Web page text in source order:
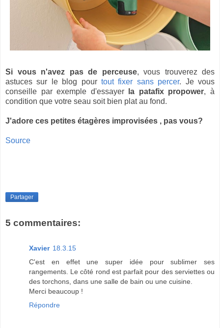
Si vous n'avez pas de perceuse, vous trouverez des
astuces sur le blog pour tout fixer sans percer. Je vous
conseille par exemple d'essayer
la patafix propower, à
condition que votre seau soit bien plat au fond.
J'adore ces petites étagères improvisées , pas vous?
Source
Partager
5 commentaires:
Xavier 18.3.15
C'est en effet une super idée pour sublimer ses
rangements. Le côté rond est parfait pour des serviettes ou
des torchons, dans une salle de bain ou une cuisine.
Merci beaucoup !
Répondre